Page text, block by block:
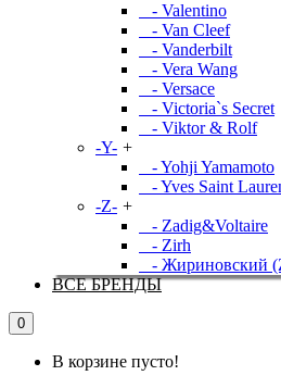
- Valentino
- Van Cleef
- Vanderbilt
- Vera Wang
- Versace
- Victoria`s Secret
- Viktor & Rolf
-Y- +
- Yohji Yamamoto
- Yves Saint
-Z- +
- Zadig&Voltaire
- Zirh
- Жириновский
ВСЕ БРЕНДЫ
0
В корзине пусто!